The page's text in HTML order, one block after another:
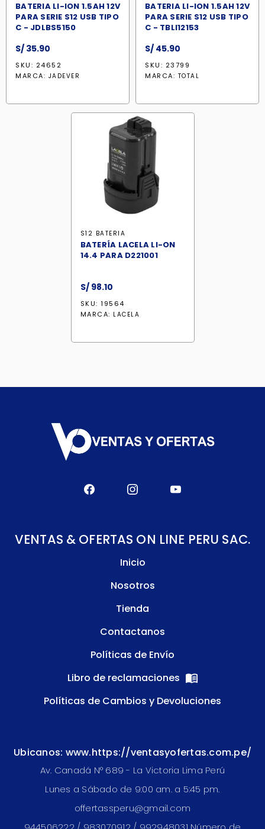
BATERIA LI-ION 1.5AH 12V
PARA SERIE S12 USB TIPO
C - JDLBS5150
S/ 35.90
SKU: 24652
MARCA: JADEVER
BATERIA LI-ION 1.5AH 12V
PARA SERIE S12 USB TIPO
C - TBLI12153
S/ 45.90
SKU: 23799
MARCA: TOTAL
S12 BATERIA
BATERÍA LACELA LI-ON
14.4 PARA D221001
S/98.10
SKU: 19564
MARCA: LACELA
VENTAS & OFERTAS ON LINE PERU SAC.
Inicio
Nosotros
Tienda
Contactanos
Políticas de Envío
Libro de reclamaciones
Políticas de Cambios y Devoluciones
Ubicanos: www.https://ventasyofertas.com.pe/
Av. Canadá N° 689 - La Victoria Lima Perú
Lunes a Sábado de 9:00 am. a 5:45 pm.
offertassperu@gmail.com